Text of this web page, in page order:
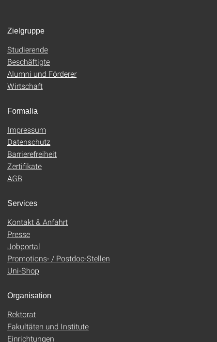
Zielgruppe
Studierende
Beschäftigte
Alumni und Förderer
Wirtschaft
Formalia
Impressum
Datenschutz
Barrierefreiheit
Zertifikate
AGB
Services
Kontakt & Anfahrt
Presse
Jobportal
Promotions- / Postdoc-Stellen
Uni-Shop
Organisation
Rektorat
Fakultäten und Institute
Einrichtungen